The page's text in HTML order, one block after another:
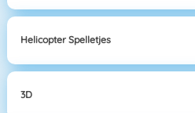
Helicopter Spelletjes
3D